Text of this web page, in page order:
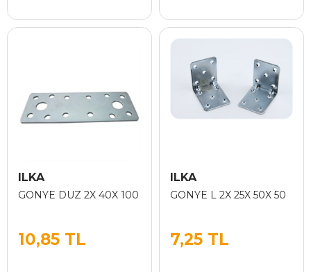
ILKA
GONYE DUZ 2X 40X 100
10,85 TL
ILKA
GONYE L 2X 25X 50X 50
7,25 TL